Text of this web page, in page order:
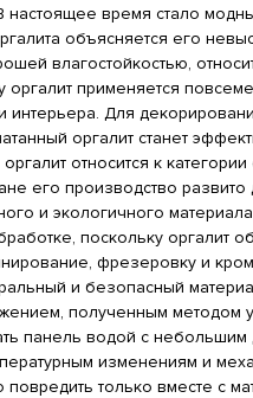
настоящее время стало
объясняется его
влагостойкостью,
оргалит применяется
интерьера. Для
оргалит станет
относится к
его производство
и экологичного
поскольку
фрезеровку и
и безопасный
полученным методом
панель водой с
изменениям и
повредить только вместе с